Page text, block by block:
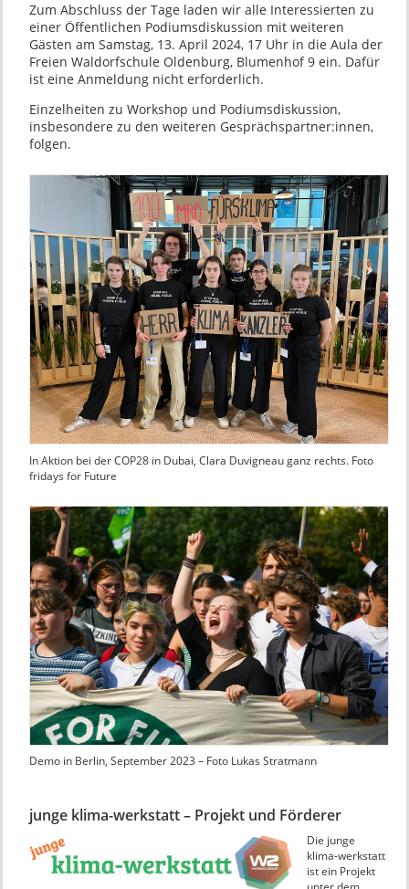
Zum Abschluss der Tage laden wir alle Interessierten zu
einer Öffentlichen Podiumsdiskussion mit weiteren
Gästen am Samstag, 13. April 2024, 17 Uhr in die Aula der
Freien Waldorfschule Oldenburg, Blumenhof 9 ein. Dafür
ist eine Anmeldung nicht erforderlich.
Einzelheiten zu Workshop und Podiumsdiskussion,
insbesondere zu den weiteren Gesprächspartner:innen,
folgen.
In Aktion bei der COP28 in Dubai, Clara Duvigneau ganz rechts. Foto
fridays for Future
Demo in Berlin, September 2023 – Foto Lukas Stratmann
junge klima-werkstatt – Projekt und Förderer
Die junge
klima-werkstatt
ist ein Projekt